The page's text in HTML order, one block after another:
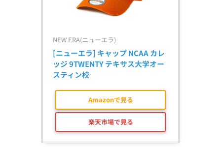
NEW ERA(ニューエラ)
[ニューエラ] キャップ NCAA カレ
ッジ 9TWENTY テキサス大学オー
スティン校
Amazonで見る
楽天市場で見る